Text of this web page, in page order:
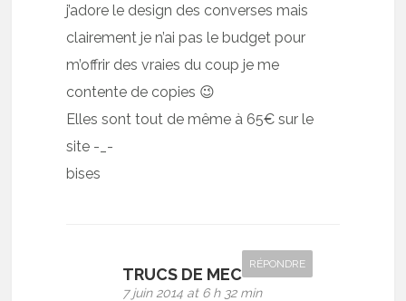
j’adore le design des converses mais
clairement je n’ai pas le budget pour
m’offrir des vraies du coup je me
contente de copies 😉
Elles sont tout de même à 65€ sur le
site -_-
bises
TRUCS DE MEC
7 juin 2014 at 6 h 32 min
RÉPONDRE